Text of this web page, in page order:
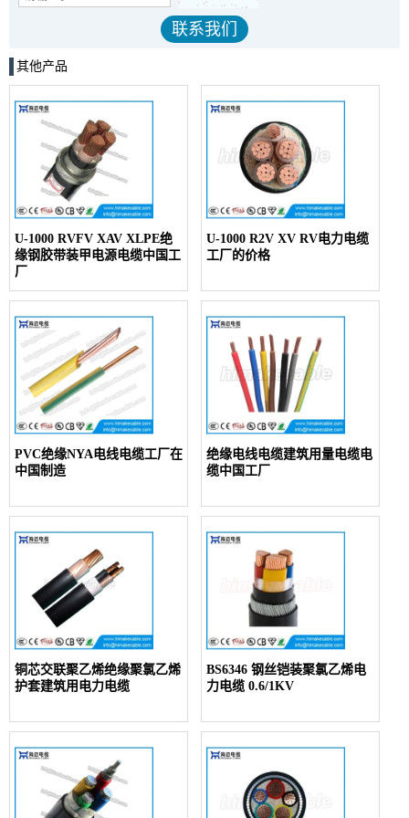
其他产品
U-1000 RVFV XAV XLPE绝
缘钢胶带装甲电源电缆中国工
厂
U-1000 R2V XV RV电力电缆
工厂的价格
PVC绝缘NYA电线电缆工厂在
中国制造
绝缘电线电缆建筑用量电缆电
缆中国工厂
铜芯交联聚乙烯绝缘聚氯乙烯
护套建筑用电力电缆
BS6346 钢丝铠装聚氯乙烯电
力电缆 0.6/1KV